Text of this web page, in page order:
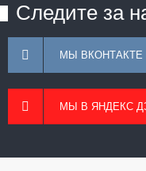
Следите за
МЫ ВКОНТАКТЕ
МЫ В ЯНДЕКС